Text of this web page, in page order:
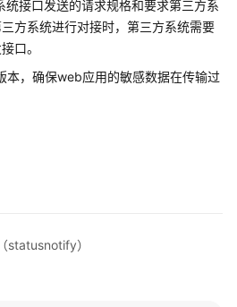
统接口发送的请求规格和要求第三方系
方系统进行对接时，第三方系统需要
口。
本，确保web应用的敏感数据在传输过
statusnotify）